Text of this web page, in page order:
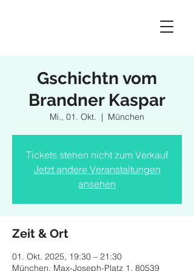
Gschichtn vom
Brandner Kaspar
Mi., 01. Okt.
  |
München
Tickets stehen nicht zum Verkauf
Jetzt andere Veranstaltungen
ansehen
Zeit & Ort
01. Okt. 2025, 19:30 – 21:30
München, Max-Joseph-Platz 1, 80539